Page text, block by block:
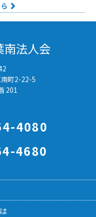
南法人会
町2-22-5
201
4080
4680